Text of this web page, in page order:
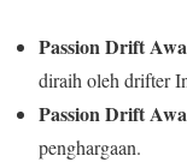
Passion Drift
diraih oleh drifter
Passion Drift
penghargaan.